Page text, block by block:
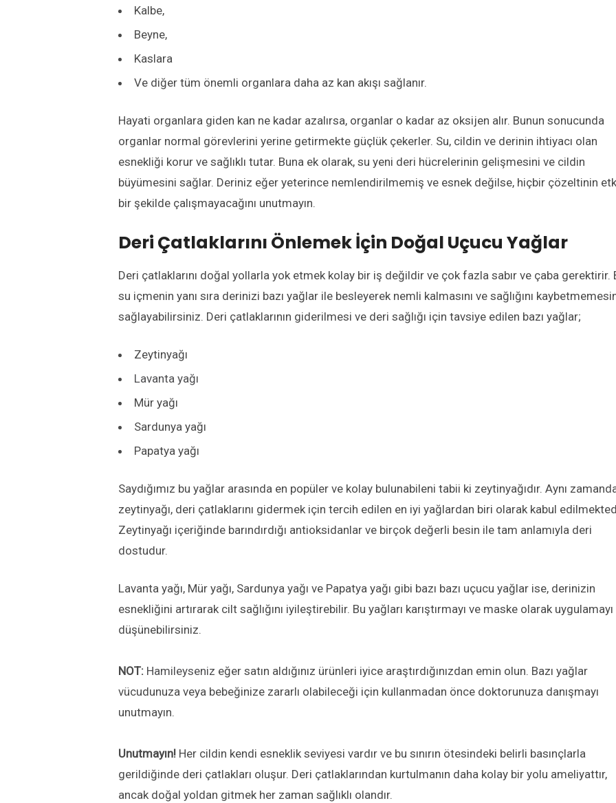
Kalbe,
Beyne,
Kaslara
Ve diğer tüm önemli organlara daha az kan akışı sağlanır.
Hayati organlara giden kan ne kadar azalırsa, organlar o kadar az oksijen alır. Bunun sonucunda
organlar normal görevlerini yerine getirmekte güçlük çekerler. Su, cildin ve derinin ihtiyacı olan
esnekliği korur ve sağlıklı tutar. Buna ek olarak, su yeni deri hücrelerinin gelişmesini ve cildin
büyümesini sağlar. Deriniz eğer yeterince nemlendirilmemiş ve esnek değilse, hiçbir çözeltinin
bir şekilde çalışmayacağını unutmayın.
Deri Çatlaklarını Önlemek İçin Doğal Uçucu Yağlar
Deri çatlaklarını doğal yollarla yok etmek kolay bir iş değildir ve çok fazla sabır ve çaba gerektirir.
su içmenin yanı sıra derinizi bazı yağlar ile besleyerek nemli kalmasını ve sağlığını
sağlayabilirsiniz. Deri çatlaklarının giderilmesi ve deri sağlığı için tavsiye edilen bazı yağlar;
Zeytinyağı
Lavanta yağı
Mür yağı
Sardunya yağı
Papatya yağı
Saydığımız bu yağlar arasında en popüler ve kolay bulunabileni tabii ki zeytinyağıdır. Aynı
zeytinyağı, deri çatlaklarını gidermek için tercih edilen en iyi yağlardan biri olarak kabul
Zeytinyağı içeriğinde barındırdığı antioksidanlar ve birçok değerli besin ile tam anlamıyla deri
dostudur.
Lavanta yağı, Mür yağı, Sardunya yağı ve Papatya yağı gibi bazı bazı uçucu yağlar ise, derinizin
esnekliğini artırarak cilt sağlığını iyileştirebilir. Bu yağları karıştırmayı ve maske olarak uygulamayı
düşünebilirsiniz.
NOT: Hamileyseniz eğer satın aldığınız ürünleri iyice araştırdığınızdan emin olun. Bazı yağlar
vücudunuza veya bebeğinize zararlı olabileceği için kullanmadan önce doktorunuza danışmayı
unutmayın.
Unutmayın! Her cildin kendi esneklik seviyesi vardır ve bu sınırın ötesindeki belirli basınçlarla
gerildiğinde deri çatlakları oluşur. Deri çatlaklarından kurtulmanın daha kolay bir yolu ameliyattır,
ancak doğal yoldan gitmek her zaman sağlıklı olandır.